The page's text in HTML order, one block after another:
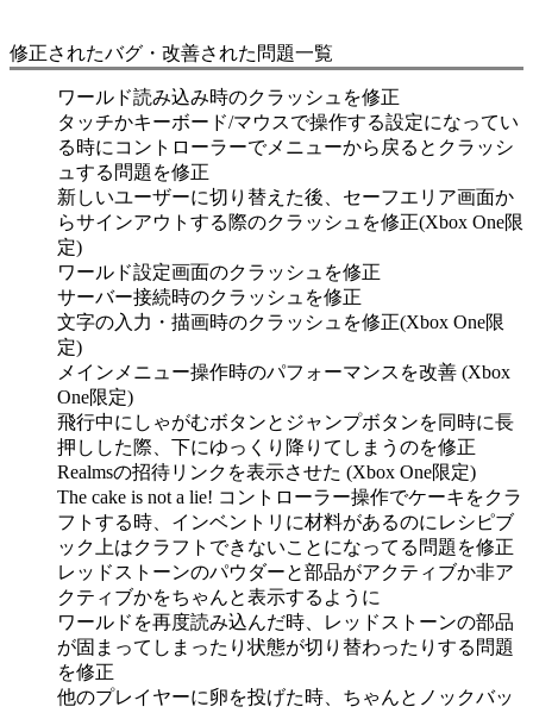
修正されたバグ・改善された問題一覧
ワールド読み込み時のクラッシュを修正
タッチかキーボード/マウスで操作する設定になってい
る時にコントローラーでメニューから戻るとクラッシ
ュする問題を修正
新しいユーザーに切り替えた後、セーフエリア画面か
らサインアウトする際のクラッシュを修正(Xbox One限
定)
ワールド設定画面のクラッシュを修正
サーバー接続時のクラッシュを修正
文字の入力・描画時のクラッシュを修正(Xbox One限
定)
メインメニュー操作時のパフォーマンスを改善 (Xbox
One限定)
飛行中にしゃがむボタンとジャンプボタンを同時に長
押しした際、下にゆっくり降りてしまうのを修正
Realmsの招待リンクを表示させた (Xbox One限定)
The cake is not a lie! コントローラー操作でケーキをクラ
フトする時、インベントリに材料があるのにレシピブ
ック上はクラフトできないことになってる問題を修正
レッドストーンのパウダーと部品がアクティブか非ア
クティブかをちゃんと表示するように
ワールドを再度読み込んだ時、レッドストーンの部品
が固まってしまったり状態が切り替わったりする問題
を修正
他のプレイヤーに卵を投げた時、ちゃんとノックバッ